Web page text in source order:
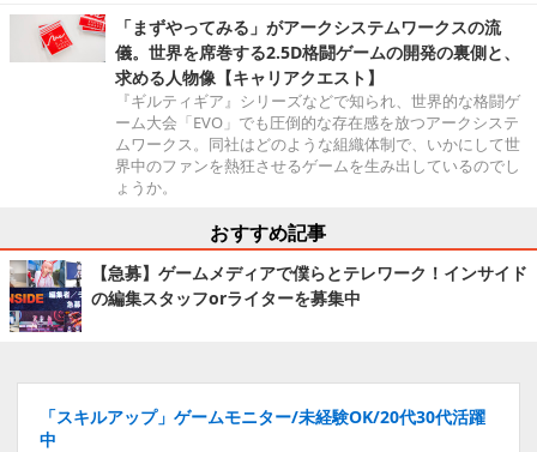
「まずやってみる」がアークシステムワークスの流
儀。世界を席巻する2.5D格闘ゲームの開発の裏側と、
求める人物像【キャリアクエスト】
『ギルティギア』シリーズなどで知られ、世界的な格闘ゲ
ーム大会「EVO」でも圧倒的な存在感を放つアークシステ
ムワークス。同社はどのような組織体制で、いかにして世
界中のファンを熱狂させるゲームを生み出しているのでし
ょうか。
おすすめ記事
【急募】ゲームメディアで僕らとテレワーク！インサイド
の編集スタッフorライターを募集中
「スキルアップ」ゲームモニター/未経験OK/20代30代活躍
中